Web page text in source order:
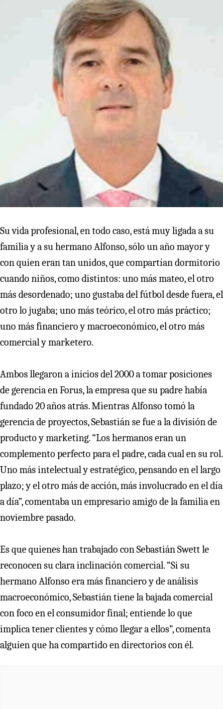
Su vida profesional, en todo caso, está muy ligada a su
familia y a su hermano Alfonso, sólo un año mayor y
con quien eran tan unidos, que compartían dormitorio
cuando niños, como distintos: uno más mateo, el otro
más desordenado; uno gustaba del fútbol desde fuera, el
otro lo jugaba; uno más teórico, el otro más práctico;
uno más financiero y macroeconómico, el otro más
comercial y marketero.
Ambos llegaron a inicios del 2000 a tomar posiciones
de gerencia en Forus, la empresa que su padre había
fundado 20 años atrás. Mientras Alfonso tomó la
gerencia de proyectos, Sebastián se fue a la división de
producto y marketing. “Los hermanos eran un
complemento perfecto para el padre, cada cual en su rol.
Uno más intelectual y estratégico, pensando en el largo
plazo; y el otro más de acción, más involucrado en el día
a día”, comentaba un empresario amigo de la familia en
noviembre pasado.
Es que quienes han trabajado con Sebastián Swett le
reconocen su clara inclinación comercial. “Si su
hermano Alfonso era más financiero y de análisis
macroeconómico, Sebastián tiene la bajada comercial
con foco en el consumidor final; entiende lo que
implica tener clientes y cómo llegar a ellos”, comenta
alguien que ha compartido en directorios con él.